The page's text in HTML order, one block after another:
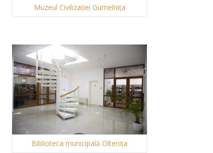
Muzeul Civilizației Gumelnița
Biblioteca municipală Oltenița